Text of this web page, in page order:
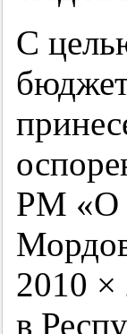
С
РМ «О
2010
в